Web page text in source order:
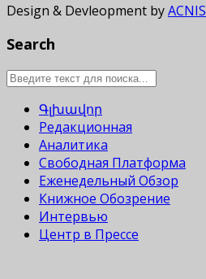
Design & Devleopment byACNIS
Search
Գլխավոր
Редакционная
Аналитика
Свободная Платформа
Еженедельный Обзор
Книжное Обозрение
Интервью
Центр в Прессе